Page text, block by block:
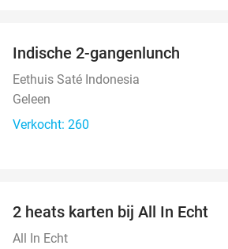
Indische 2-gangenlunch
Eethuis Saté Indonesia
Geleen
Verkocht: 260
2 heats karten bij All In Echt
All In Echt